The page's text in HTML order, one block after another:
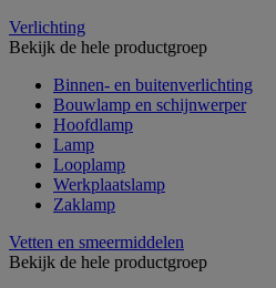
Verlichting
Bekijk de hele productgroep
Binnen- en buitenverlichting
Bouwlamp en schijnwerper
Hoofdlamp
Lamp
Looplamp
Werkplaatslamp
Zaklamp
Vetten en smeermiddelen
Bekijk de hele productgroep